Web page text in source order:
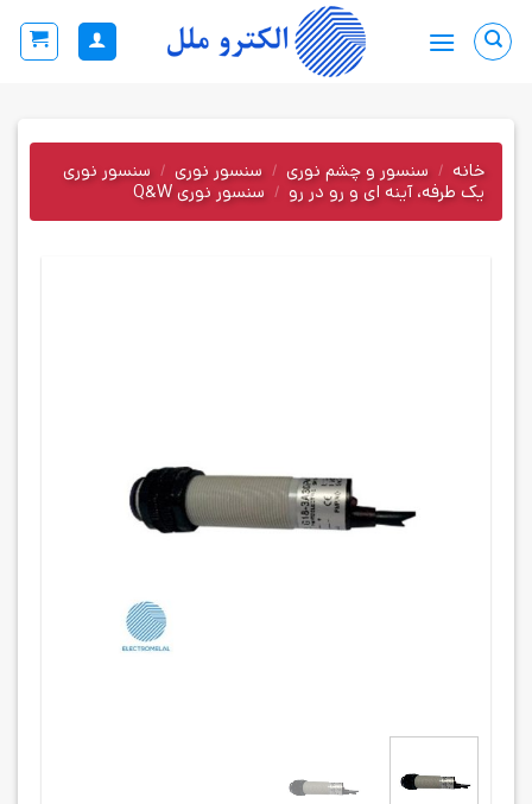
خانه / سنسور و چشم نوری / سنسور نوری / سنسور نوری
یک طرفه، آینه ای و رو در رو / سنسور نوری Q&W